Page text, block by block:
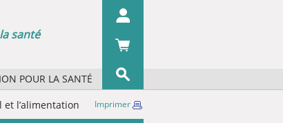
santé
POUR LA SANTÉ
?
et l’alimentation Imprimer